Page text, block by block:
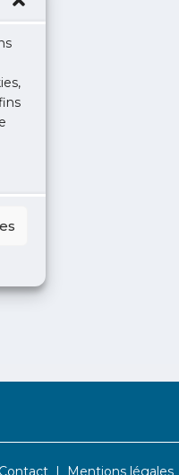
Contact Mentions légales